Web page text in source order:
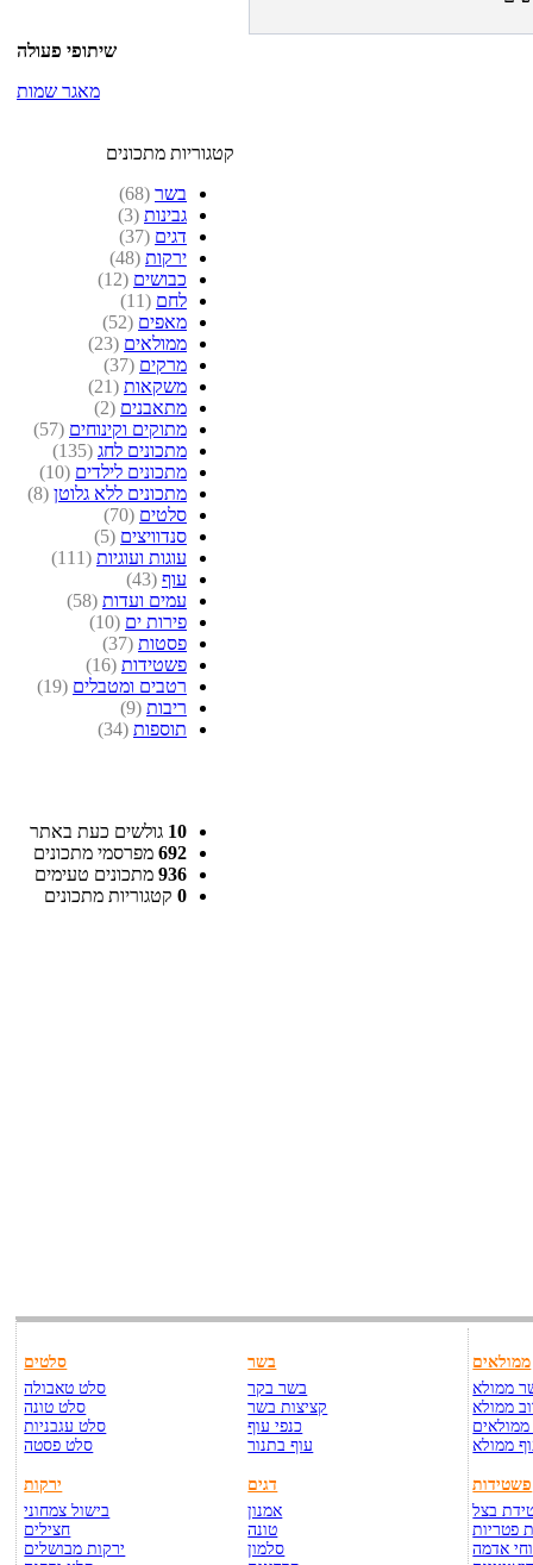
שיתופי פעולה
מאגר שמות
קטגוריות מתכונים
בשר (68)
גבינות (3)
דגים (37)
ירקות (48)
כבושים (12)
לחם (11)
מאפים (52)
ממולאים (23)
מרקים (37)
משקאות (21)
מתאבנים (2)
מתוקים וקינוחים (57)
מתכונים לחג (135)
מתכונים לילדים (10)
מתכונים ללא גלוטן (8)
סלטים (70)
סנדוויצים (5)
עוגות ועוגיות (111)
עוף (43)
עמים ועדות (58)
פירות ים (10)
פסטות (37)
פשטידות (16)
רטבים ומטבלים (19)
ריבות (9)
תוספות (34)
10 גולשים כעת באתר
692 מפרסמי מתכונים
936 מתכונים טעימים
0 קטגוריות מתכונים
סלטים
סלט טאבולה
סלט טונה
סלט עגבניות
סלט פסטה
ירקות
בישול צמחוני
חצילים
ירקות מבושלים
בשר
בשר בקר
קציצות בשר
כנפי עוף
עוף בתנור
דגים
אמנון
טונה
סלמון
ממולאים
ממולא
ממולא
ממולא
פשטידות
בצל
פטריות
אדמה